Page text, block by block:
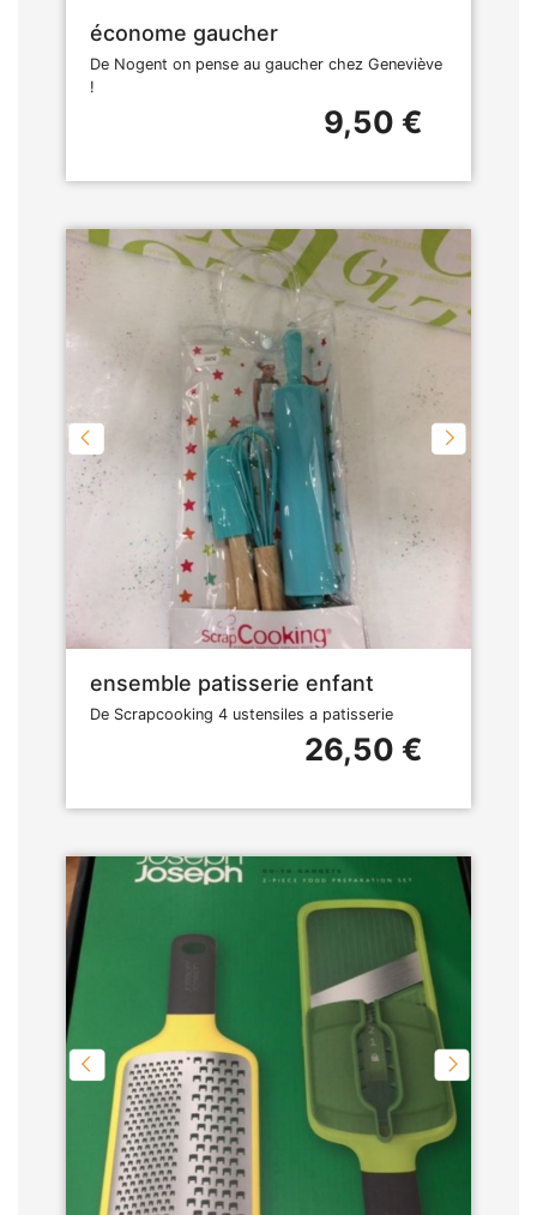
économe gaucher
De Nogent on pense au gaucher chez Geneviève
!
9,50 €
ensemble patisserie enfant
De Scrapcooking 4 ustensiles a patisserie
26,50 €